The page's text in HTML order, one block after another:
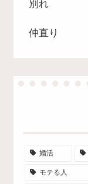
別れ
仲直り
婚活
モテる人